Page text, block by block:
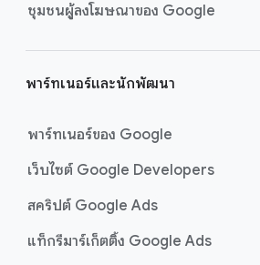
ชุมชนผู้ลงโฆษณาของ Google
พาร์ทเนอร์และนักพัฒนา
พาร์ทเนอร์ของ Google
เว็บไซต์ Google Developers
สคริปต์ Google Ads
แท็กรีมาร์เก็ตติ้ง Google Ads